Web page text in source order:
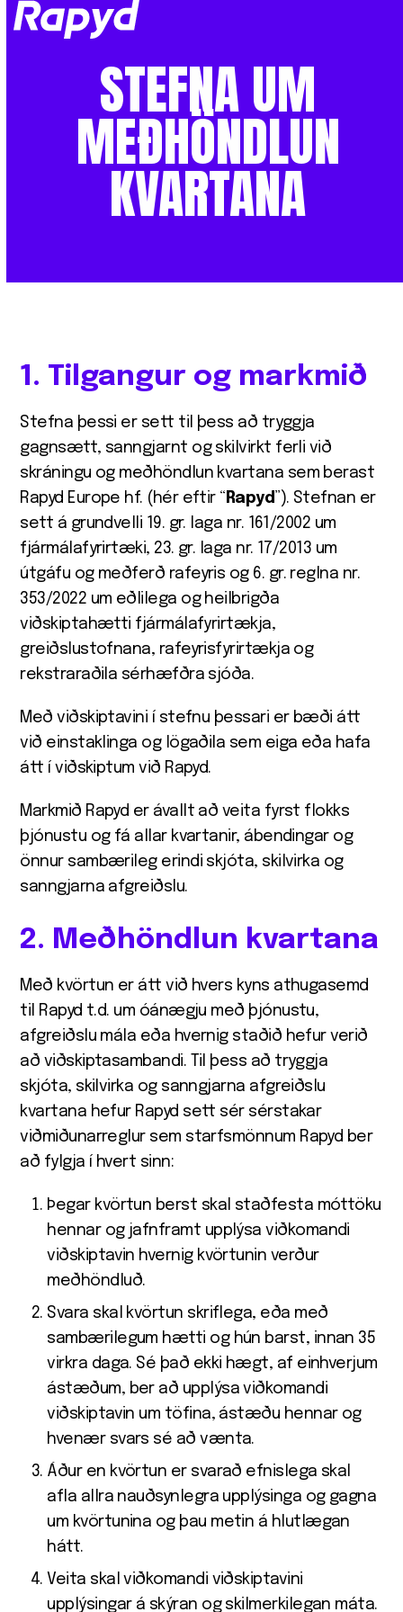
STEFNAUM
MEÐHÖNDLUN
KVARTANA
1. Tilgangur og markmið
Stefna þessi er sett til þess að tryggja
gagnsætt, sanngjarnt og skilvirkt ferli við
skráningu og meðhöndlun kvartana sem berast
Rapyd Europe hf. (hér eftir “ Rapyd”). Stefnan er
sett á grundvelli 19. gr. laga nr. 161/2002 um
fjármálafyrirtæki, 23. gr. laga nr. 17/2013 um
útgáfu og meðferð rafeyris og 6. gr. reglna nr.
353/2022 um eðlilega og heilbrigða
viðskiptahætti fjármálafyrirtækja,
greiðslustofnana, rafeyrisfyrirtækja og
rekstraraðila sérhæfðra sjóða.
Með viðskiptavini í stefnu þessari er bæði átt
við einstaklinga og lögaðila sem eiga eða hafa
átt í viðskiptum við Rapyd.
Markmið Rapyd er ávallt að veita fyrst flokks
þjónustu og fá allar kvartanir, ábendingar og
önnur sambærileg erindi skjóta, skilvirka og
sanngjarna afgreiðslu.
2. Meðhöndlun kvartana
Með kvörtun er átt við hvers kyns athugasemd
til Rapyd t.d. um óánægju með þjónustu,
afgreiðslu mála eða hvernig staðið hefur verið
að viðskiptasambandi. Til þess að tryggja
skjóta, skilvirka og sanngjarna afgreiðslu
kvartana hefur Rapyd sett sér sérstakar
viðmiðunarreglur sem starfsmönnum Rapyd ber
að fylgja í hvert sinn:
Þegar kvörtun berst skal staðfesta móttöku
hennar og jafnframt upplýsa viðkomandi
viðskiptavin hvernig kvörtunin verður
meðhöndluð.
Svara skal kvörtun skriflega, eða með
sambærilegum hætti og hún barst, innan 35
virkra daga. Sé það ekki hægt, af einhverjum
ástæðum, ber að upplýsa viðkomandi
viðskiptavin um töfina, ástæðu hennar og
hvenær svars sé að vænta.
Áður en kvörtun er svarað efnislega skal
afla allra nauðsynlegra upplýsinga og gagna
um kvörtunina og þau metin á hlutlægan
hátt.
Veita skal viðkomandi viðskiptavini
upplýsingar á skýran og skilmerkilegan máta.